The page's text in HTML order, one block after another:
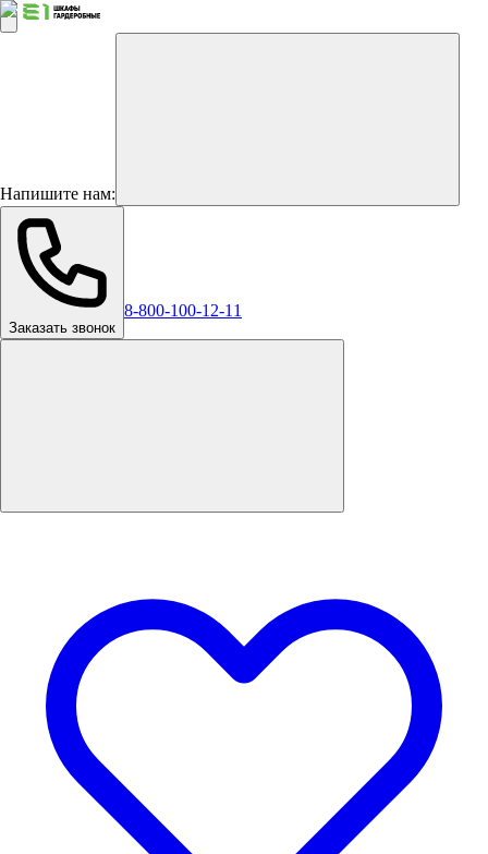
Напишите нам:
Заказать звонок
8-800-100-12-11